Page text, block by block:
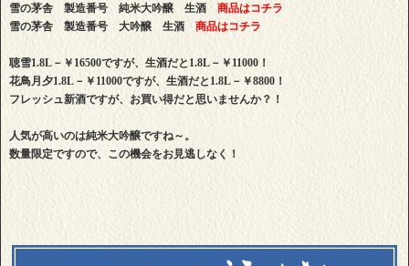
雪の茅舎 製造番号 純米大吟醸 生酒商品はコチラ
雪の茅舎 製造番号 大吟醸 生酒 商品はコチラ
聴雪1.8L－￥16500ですが、生酒だと1.8L－￥11000！
花鳥月夕1.8L－￥11000ですが、生酒だと1.8L－￥8800！
フレッシュ新酒ですが、お買い得だと思いませんか？！
人気が高いのは純米大吟醸ですね～。
数量限定ですので、この機会をお見逃しなく！